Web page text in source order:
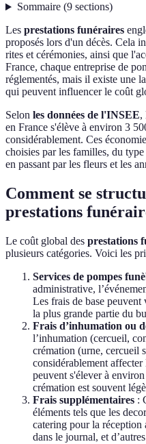
Sommaire(9 sections)
Les prestations funéraires
proposés lors d'un décès. Cela
rites et cérémonies, ainsi que
France, chaque entreprise de
réglementés, mais il existe une
qui peuvent influencer le coût
Selon les données de l'INSEE,
en France s'élève à environ 3
considérablement. Ces
choisies par les familles, du
en passant par les fleurs et les
Comment se
prestations
Le coût global des prestations
plusieurs catégories. Voici les
Services de pompes
administrative,
Les frais de base peuvent
la plus grande partie du
Frais d’inhumation ou
l’inhumation (cercueil,
crémation (urne, cercueil
considérablement
peuvent s'élever à
crémation est souvent
Frais supplémentaires :
éléments tels que les
catering pour la réception
dans le journal, et